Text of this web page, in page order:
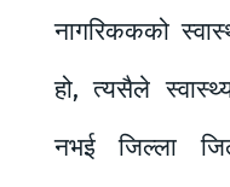
नागरिककको
हो, त्यसैले
नभई जिल्ला